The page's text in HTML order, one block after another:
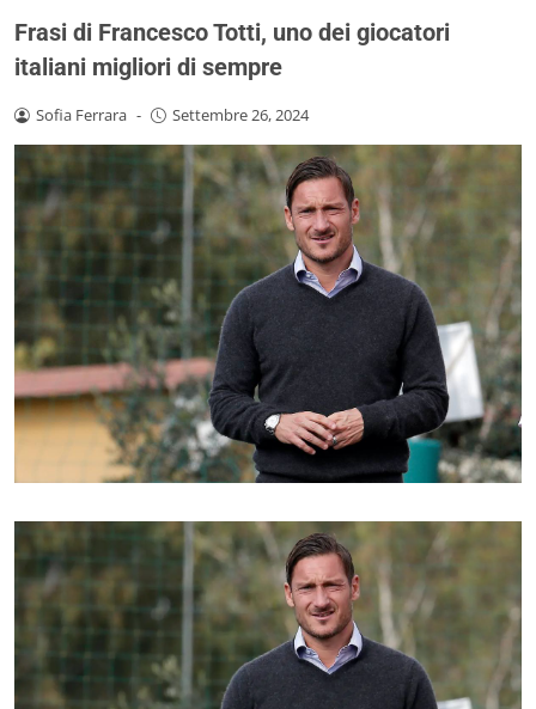
Frasi di Francesco Totti, uno dei giocatori
italiani migliori di sempre
Sofia Ferrara - Settembre 26, 2024